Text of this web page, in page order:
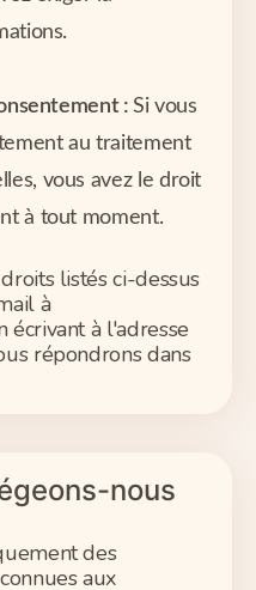
:Si vous
au traitement
vous avez le droit
à tout moment.
listés ci-dessus
à
écrivant à l'adresse
répondrons dans
nous
des
aux